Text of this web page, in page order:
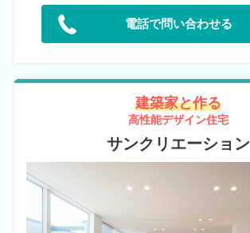
電話で問い合わせる
建築家と作る
高性能デザイン住宅
サンクリエーション